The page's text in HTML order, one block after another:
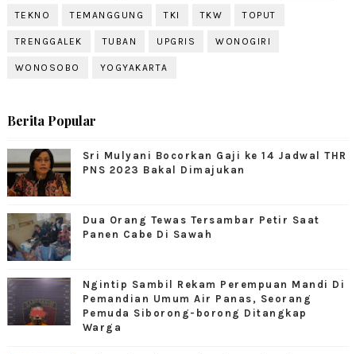
TEKNO TEMANGGUNG TKI TKW TOPUT
TRENGGALEK TUBAN UPGRIS WONOGIRI
WONOSOBO YOGYAKARTA
Berita Popular
Sri Mulyani Bocorkan Gaji ke 14 Jadwal THR
PNS 2023 Bakal Dimajukan
Dua Orang Tewas Tersambar Petir Saat
Panen Cabe Di Sawah
Ngintip Sambil Rekam Perempuan Mandi Di
Pemandian Umum Air Panas, Seorang
Pemuda Siborong-borong Ditangkap
Warga